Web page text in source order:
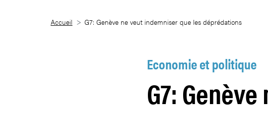
G7: Genève ne veut indemniser que
Accueil G7: Genève ne veut indemniser que les déprédations
Economie et politique
G7: